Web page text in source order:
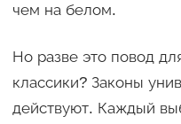
чем на белом.
Но разве это повод
классики? Законы
действуют. Каждый